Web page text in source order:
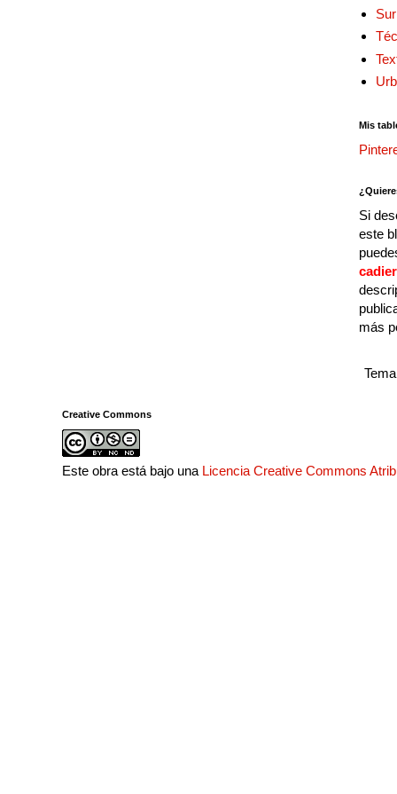
Mis
Si
este
más
Creative Commons
Este obra está bajo una Licencia Creative Commons